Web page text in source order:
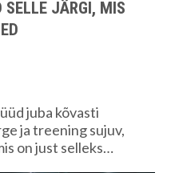
JÄRGI, MIS
juba kõvasti
ja treening sujuv,
on just selleks…